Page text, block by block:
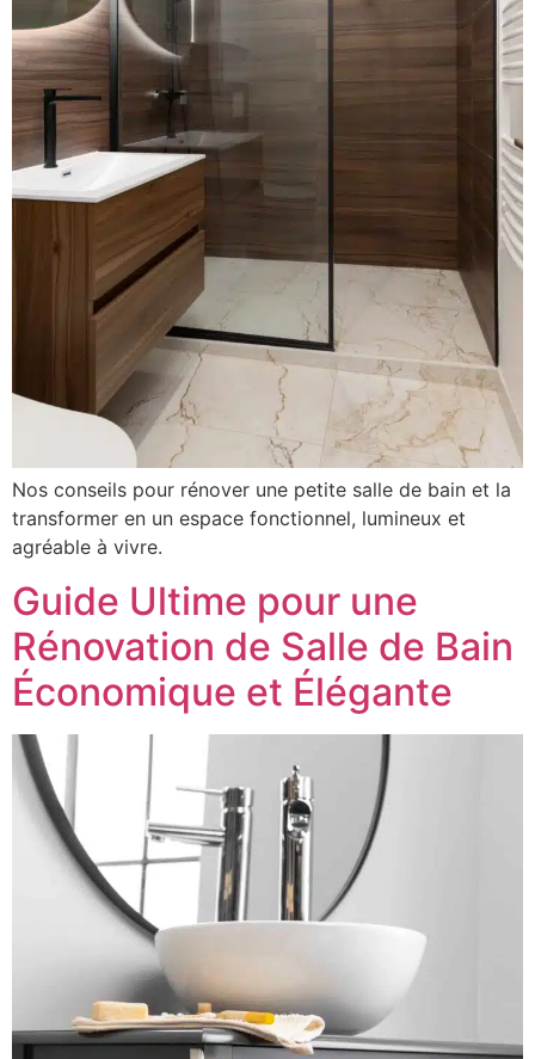
Nos conseils pour rénover une petite salle de bain et la
transformer en un espace fonctionnel, lumineux et
agréable à vivre.
Guide Ultime pour une
Rénovation de Salle de Bain
Économique et Élégante